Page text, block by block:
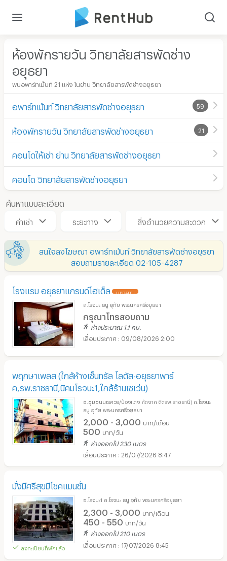
ห้องพักรายวัน วิทยาลัยสารพัดช่าง
อยุธยา
พบอพาร์ทเม้นท์ 21 แห่ง ในย่าน วิทยาลัยสารพัดช่างอยุธยา
อพาร์ทเม้นท์ วิทยาลัยสารพัดช่างอยุธยา 59
ห้องพักรายวัน วิทยาลัยสารพัดช่างอยุธยา 21
คอนโดให้เช่า ย่าน วิทยาลัยสารพัดช่างอยุธยา
คอนโด วิทยาลัยสารพัดช่างอยุธยา
ค้นหาแบบละเอียด
ค่าเช่า ระยะทาง สิ่งอำนวยความสะดวก
สนใจลงโฆษณา อพาร์ทเม้นท์ วิทยาลัยสารพัดช่างอยุธยา
สอบถามรายละเอียด 02-105-4287
โรงแรม อยุธยาแกรนด์โฮเต็ล UPDATE !
ถ.โรจนะ ธนู อุทัย พระนครศรีอยุธยา
กรุณาโทรสอบถาม
ห่างประมาณ 1.1 กม.
09/08/2026 2:00
พฤกษาเพลส (ใกล้ห้างเซ็นทรัล โลตัส-อยุธยาพาร์
ค,รพ.ราชธานี,นิคมโรจนะ1,ใกล้ร้านเซเว่น)
ซ.ชุมชนนเรศวร/น้องแดง ถัดจาก ติดรพ.ราชธานี) ถ.โรจนะ
ธนู อุทัย พระนครศรีอยุธยา
2,000 - 3,000 บาท/เดือน
500 บาท/วัน
ห่างออกไป 230 เมตร
26/07/2026 8:47
มั่งมีศรีสุขมีโชคแมนชั่น
ลงทะเบียนที่พักแล้ว
ซ.โรจนะ1 ถ.โรจนะ ธนู อุทัย พระนครศรีอยุธยา
2,300 - 3,000 บาท/เดือน
450 - 550 บาท/วัน
ห่างออกไป 210 เมตร
17/07/2026 8:45